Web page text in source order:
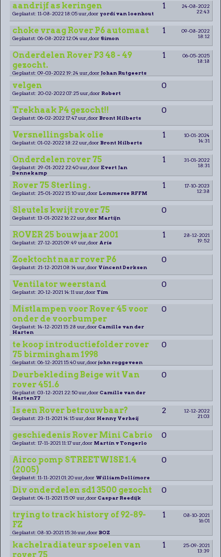
aandrijf as keringen 1
24-08-2022
22:43
Geplaatst: 11-08-2022 18:05 uur, door yordi van loenhout
choke vraag Rover P6 automaat 1
09-08-2022
18:12
Geplaatst: 06-08-2022 12:04 uur, door Simon
Onderdelen Rover P3 48 - 49
gezocht.
1
06-05-2025
18:18
Geplaatst: 09-03-2022 19:24 uur, door Johan Rutgeerts
velgen 0
Geplaatst: 20-02-2022 07:25 uur, door Robert
Trekhaak P4 gezocht!! 0
Geplaatst: 06-02-2022 17:47 uur, door Bront Hilberts
Versnellingsbak olie 1
10-01-2024
14:31
Geplaatst: 01-02-2022 18:22 uur, door Bront Hilberts
Onderdelen rover 75 1
31-01-2022
18:31
Geplaatst: 29-01-2022 22:40 uur, door Evert Jan
Dennekamp
Rover 75 Sterling . 1
17-10-2023
12:38
Geplaatst: 25-01-2022 15:10 uur, door Lommerse RFFM
Sleutels kwijt rover 75 0
Geplaatst: 13-01-2022 16:22 uur, door Martijn
ROVER 25 bouwjaar 2001 1
28-12-2021
19:52
Geplaatst: 27-12-2021 09:49 uur, door Arie
Zoektocht naar rover P6 0
Geplaatst: 21-12-2021 08:14 uur, door Vincent Derksen
Ventilator weerstand 0
Geplaatst: 20-12-2021 14:11 uur, door Tim
Mistlampen voor Rover 45 voor
onder de voorbumper
0
Geplaatst: 14-12-2021 15:28 uur, door Camille van der
Harten
te koop introductiefolder rover
75 birmingham 1998
0
Geplaatst: 06-12-2021 15:40 uur, door john roggeveen
Deurbekleding Beige wit Van
rover 451.6
0
Geplaatst: 03-12-2021 22:50 uur, door Camille van der
Harten77
Is een Rover betrouwbaar? 2
12-12-2022
21:03
Geplaatst: 23-11-2021 14:15 uur, door Henny Verheij
geschiedenis Rover Mini Cabrio 0
Geplaatst: 17-11-2021 11:17 uur, door Martin v Tongerlo
Airco pomp STREETWISE 1.4
(2005)
0
Geplaatst: 11-11-2021 01:20 uur, door William Dollimore
Div onderdelen sd1 3500 gezocht 0
Geplaatst: 04-11-2021 15:09 uur, door Caspar Reedijk
trying to track history of 92-89-
FZ
1
08-10-2021
16:01
Geplaatst: 08-10-2021 15:36 uur, door BOZ
kachelradiateur spoelen van
rover 75
1
25-09-2021
13:39